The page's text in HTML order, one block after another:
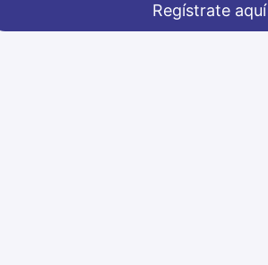
Regístrate aquí